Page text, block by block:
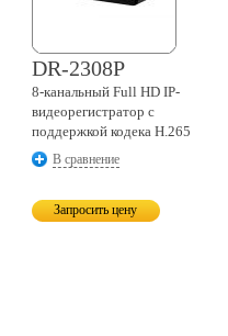
DR-2308P
8-канальный Full HD IP-
видеорегистратор с
поддержкой кодека H.265
В сравнение
Запросить цену